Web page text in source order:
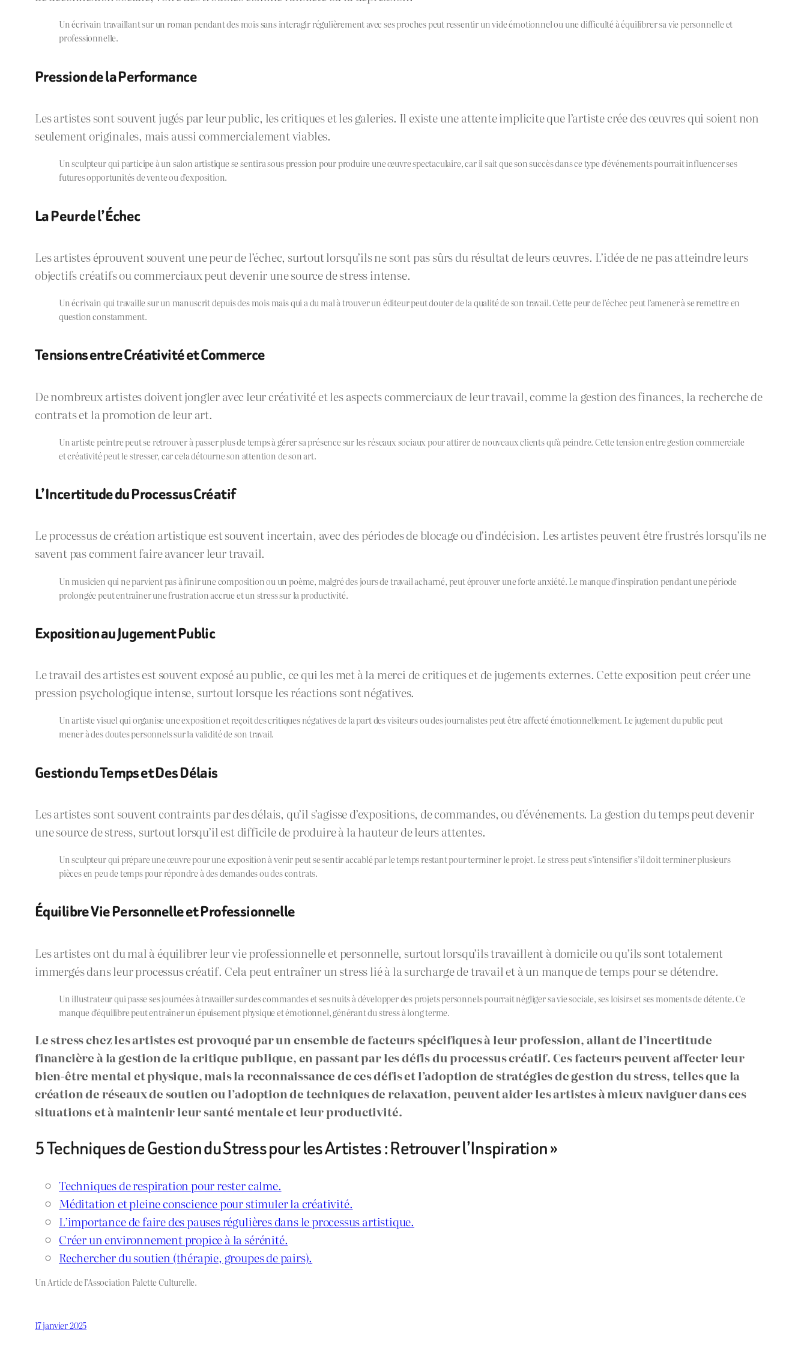
Un écrivain travaillant sur un roman pendant des mois sans interagir régulièrement avec ses proches peut ressentir un vide émotionnel ou une difficulté à équilibrer sa vie personnelle et
professionnelle.
Pression de la Performance
Les artistes sont souvent jugés par leur public, les critiques et les galeries. Il existe une attente implicite que l’artiste crée des œuvres qui soient non
seulement originales, mais aussi commercialement viables.
Un sculpteur qui participe à un salon artistique se sentira sous pression pour produire une œuvre spectaculaire, car il sait que son succès dans ce type d’événements pourrait influencer ses
futures opportunités de vente ou d’exposition.
La Peur de l’Échec
Les artistes éprouvent souvent une peur de l’échec, surtout lorsqu’ils ne sont pas sûrs du résultat de leurs œuvres. L’idée de ne pas atteindre leurs
objectifs créatifs ou commerciaux peut devenir une source de stress intense.
Un écrivain qui travaille sur un manuscrit depuis des mois mais qui a du mal à trouver un éditeur peut douter de la qualité de son travail. Cette peur de l’échec peut l’amener à se remettre en
question constamment.
Tensions entre Créativité et Commerce
De nombreux artistes doivent jongler avec leur créativité et les aspects commerciaux de leur travail, comme la gestion des finances, la recherche de
contrats et la promotion de leur art.
Un artiste peintre peut se retrouver à passer plus de temps à gérer sa présence sur les réseaux sociaux pour attirer de nouveaux clients qu’à peindre. Cette tension entre gestion commerciale
et créativité peut le stresser, car cela détourne son attention de son art.
L’Incertitude du Processus Créatif
Le processus de création artistique est souvent incertain, avec des périodes de blocage ou d’indécision. Les artistes peuvent être frustrés lorsqu’ils ne
savent pas comment faire avancer leur travail.
Un musicien qui ne parvient pas à finir une composition ou un poème, malgré des jours de travail acharné, peut éprouver une forte anxiété. Le manque d’inspiration pendant une période
prolongée peut entraîner une frustration accrue et un stress sur la productivité.
Exposition au Jugement Public
Le travail des artistes est souvent exposé au public, ce qui les met à la merci de critiques et de jugements externes. Cette exposition peut créer une
pression psychologique intense, surtout lorsque les réactions sont négatives.
Un artiste visuel qui organise une exposition et reçoit des critiques négatives de la part des visiteurs ou des journalistes peut être affecté émotionnellement. Le jugement du public peut
mener à des doutes personnels sur la validité de son travail.
Gestion du Temps et Des Délais
Les artistes sont souvent contraints par des délais, qu’il s’agisse d’expositions, de commandes, ou d’événements. La gestion du temps peut devenir
une source de stress, surtout lorsqu’il est difficile de produire à la hauteur de leurs attentes.
Un sculpteur qui prépare une œuvre pour une exposition à venir peut se sentir accablé par le temps restant pour terminer le projet. Le stress peut s’intensifier s’il doit terminer plusieurs
pièces en peu de temps pour répondre à des demandes ou des contrats.
Équilibre Vie Personnelle et Professionnelle
Les artistes ont du mal à équilibrer leur vie professionnelle et personnelle, surtout lorsqu’ils travaillent à domicile ou qu’ils sont totalement
immergés dans leur processus créatif. Cela peut entraîner un stress lié à la surcharge de travail et à un manque de temps pour se détendre.
Un illustrateur qui passe ses journées à travailler sur des commandes et ses nuits à développer des projets personnels pourrait négliger sa vie sociale, ses loisirs et ses moments de détente. Ce
manque d’équilibre peut entraîner un épuisement physique et émotionnel, générant du stress à long terme.
Le stress chez les artistes est provoqué par un ensemble de facteurs spécifiques à leur profession, allant de l’incertitude
financière à la gestion de la critique publique, en passant par les défis du processus créatif. Ces facteurs peuvent affecter leur
bien-être mental et physique, mais la reconnaissance de ces défis et l’adoption de stratégies de gestion du stress, telles que la
création de réseaux de soutien ou l’adoption de techniques de relaxation, peuvent aider les artistes à mieux naviguer dans ces
situations et à maintenir leur santé mentale et leur productivité.
5 Techniques de Gestion du Stress pour les Artistes : Retrouver l’Inspiration »
Techniques de respiration pour rester calme.
Méditation et pleine conscience pour stimuler la créativité.
L’importance de faire des pauses régulières dans le processus artistique.
Créer un environnement propice à la sérénité.
Rechercher du soutien (thérapie, groupes de pairs).
Un Article de l’Association Palette Culturelle.
17 janvier 2025